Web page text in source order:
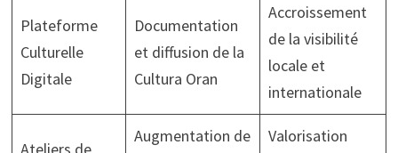
Plateforme
Culturelle
Digitale
Documentation
et diffusion de la
Cultura Oran
Accroissement
de la visibilité
locale et
internationale
Ateliers de
Augmentation de
Valorisation